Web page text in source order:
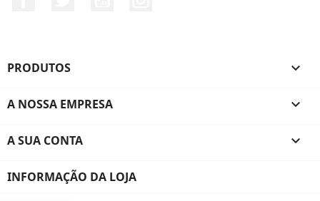
PRODUTOS 
A NOSSA EMPRESA 
A SUA CONTA 
INFORMAÇÃO DA LOJA